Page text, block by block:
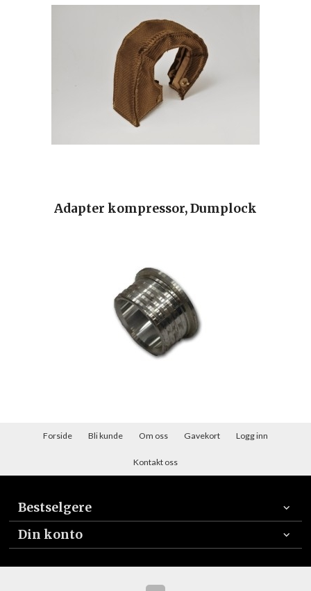
Adapter kompressor, Dumplock
Forside Bli kunde Om oss Gavekort Logg inn
Kontakt oss
Bestselgere
Din konto